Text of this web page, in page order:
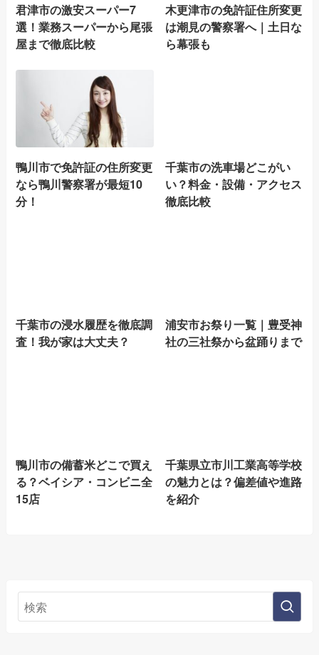
君津市の激安スーパー7
選！業務スーパーから尾張
屋まで徹底比較
木更津市の免許証住所変更
は潮見の警察署へ｜土日な
ら幕張も
鴨川市で免許証の住所変更
なら鴨川警察署が最短10
分！
千葉市の洗車場どこがい
い？料金・設備・アクセス
徹底比較
千葉市の浸水履歴を徹底調
査！我が家は大丈夫？
浦安市お祭り一覧｜豊受神
社の三社祭から盆踊りまで
鴨川市の備蓄米どこで買え
る？ベイシア・コンビニ全
15店
千葉県立市川工業高等学校
の魅力とは？偏差値や進路
を紹介